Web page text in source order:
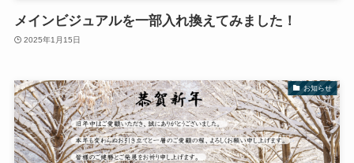
メインビジュアルを一部入れ換えてみました！
2025年1月15日
お知らせ